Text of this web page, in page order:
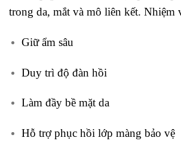
trong da, mắt và mô liên kết. Nhiệm
Giữ ẩm sâu
Duy trì độ đàn hồi
Làm đầy bề mặt da
Hỗ trợ phục hồi lớp màng bảo vệ